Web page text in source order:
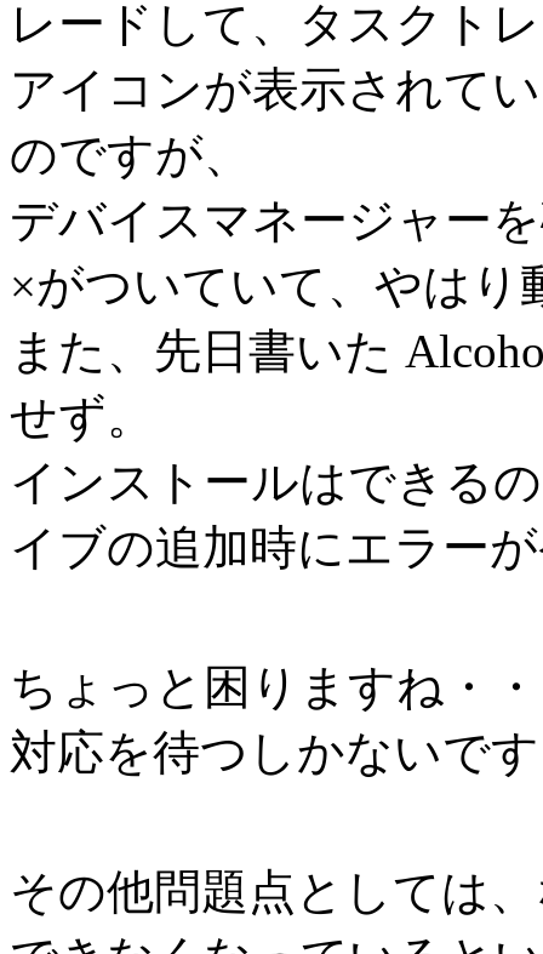
レードして、タスクト
アイコンが表示されて
のですが、
デバイスマネージャー
×がついていて、やはり
また、先日書いた
せず。
インストールはできる
イブの追加時にエラー
ちょっと困りますね・
対応を待つしかないで
その他問題点としては